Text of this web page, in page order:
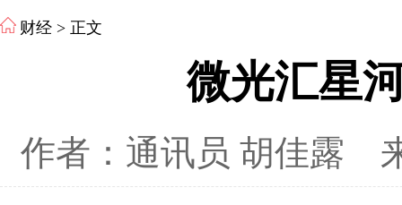
财经 > 正文
微光汇星
作者：通讯员 胡佳露